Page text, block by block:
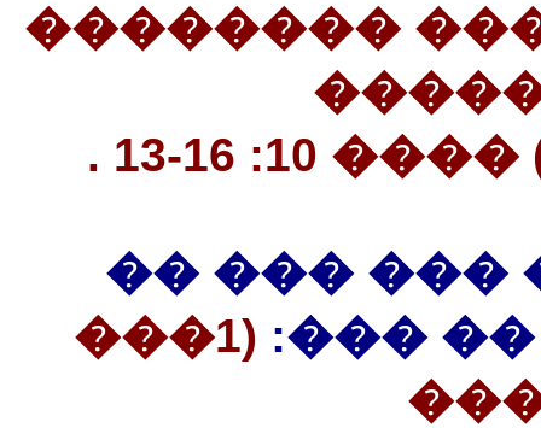
��� �����
(1���